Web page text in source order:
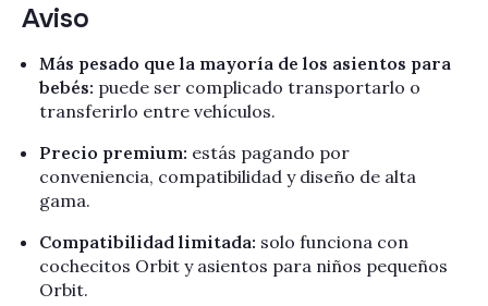
Aviso
Más pesado que la mayoría de los asientos para
bebés: puede ser complicado transportarlo o
transferirlo entre vehículos.
Precio premium: estás pagando por
conveniencia, compatibilidad y diseño de alta
gama.
Compatibilidad limitada: solo funciona con
cochecitos Orbit y asientos para niños pequeños
Orbit.